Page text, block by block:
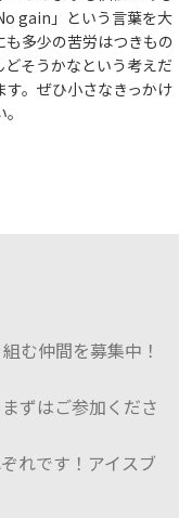
gain」という言葉を大
多少の苦労はつきもの
そうかなという考えだ
。ぜひ小さなきっかけ
む仲間を募集中！
ずはご参加くださ
れです！アイスブ